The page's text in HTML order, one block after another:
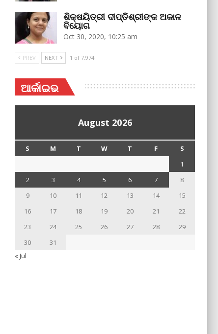
ଶିକ୍ଷୟିତ୍ରୀ ଦୀପ୍ତିଶ୍ରୀଙ୍କ ଅକାଳ
ବିୟୋଗ
Oct 30, 2020, 10:25 am
PREV NEXT 1 of 7,974
ଆର୍କାଇଭ
August 2026
S M T W T F
S
1
2
3 4 5 6 7
8
9
10 11 12 13 14
15
16
17 18 19 20 21
22
23
24 25 26 27 28
29
30
31
« Jul